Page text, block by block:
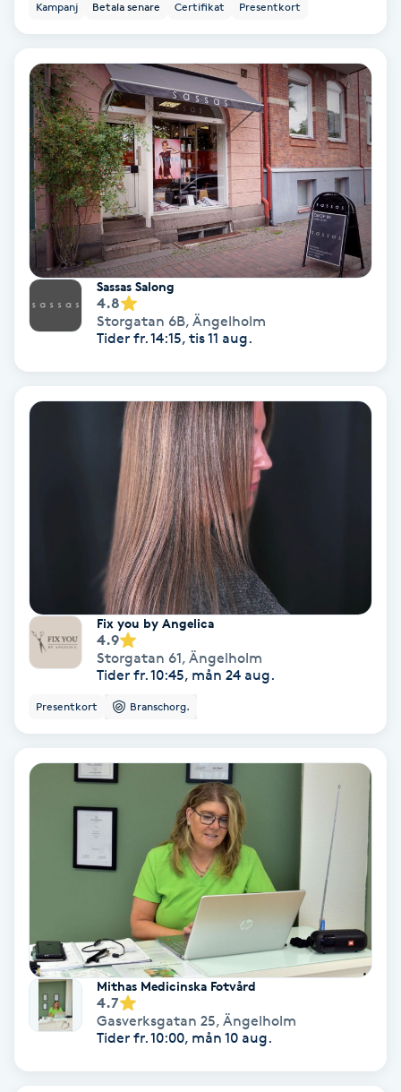
Ombre
Ombre naglar
Optiker
Ortobionomi
Ortopedi
Osteopati
Pensionärklippning
Permanent hårborttagning
Permanent ögonbrynsmakeup
Personal shopper
Personlig tränare
Picolaser
Pigmentbehandling
Plastikkirurgi
Powder brows
Kampanj Betala senare Certifikat Presentkort
Sassas Salong
4.8
Storgatan 6B, Ängelholm
Tider fr. 14:15, tis 11 aug.
Fix you by Angelica
4.9
Storgatan 61, Ängelholm
Tider fr. 10:45, mån 24 aug.
Presentkort Branschorg.
Mithas Medicinska Fotvård
4.7
Gasverksgatan 25, Ängelholm
Tider fr. 10:00, mån 10 aug.